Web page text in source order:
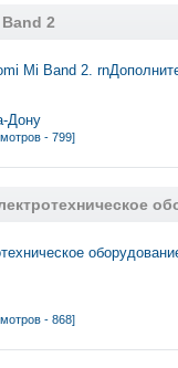
2
Mi Band 2.
Дону
- 799]
- 868]